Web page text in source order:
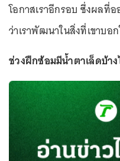
โอกาสเราอีกรอบ ซึ่งผลที่
ว่าเราพัฒนาในสิ่งที่เขาบอก
ช่วงฝึกซ้อมมีน้ำตาเล็ดบ้า